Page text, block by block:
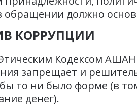
обращении должно
КОРРУПЦИИ
Кодексом
запрещает и
то ни было форме (в
денег).